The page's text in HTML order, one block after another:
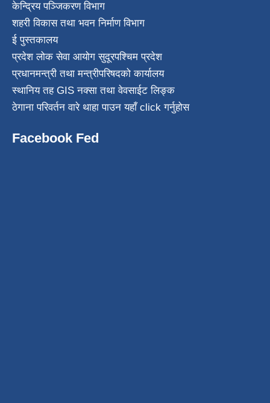
केन्द्रिय पञ्जिकरण विभाग
शहरी विकास तथा भवन निर्माण विभाग
ई पुस्तकालय
प्रदेश लोक सेवा आयोग सुदूरपश्चिम प्रदेश
प्रधानमन्त्री तथा मन्त्रीपरिषदको कार्यालय
स्थानिय तह GIS नक्सा तथा वेवसाईट लिङ्क
ठेगाना परिवर्तन वारे थाहा पाउन यहाँ click गर्नुहोस
Facebook Fed